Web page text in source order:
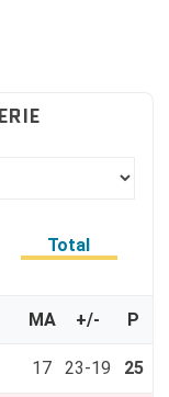
Total
MA +/- P
17 23-19 25